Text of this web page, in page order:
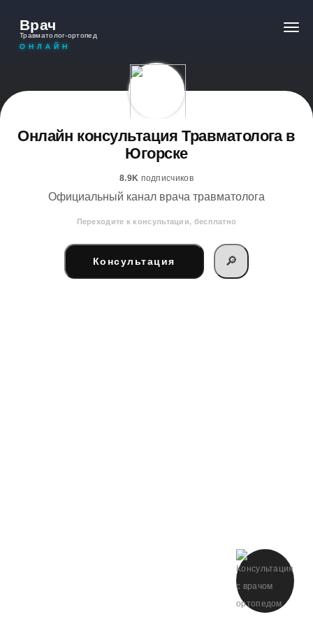
Врач
Травматолог-ортопед
ОНЛАЙН
Онлайн консультация Травматолога в
Югорске
8.9K подписчиков
Официальный канал врача травматолога
Переходите к консультации, бесплатно
Консультация 🔎